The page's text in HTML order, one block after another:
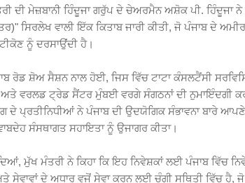
ਦੀ ਮੇਜ਼ਬਾਨੀ ਹਿੰਦੂਜਾ ਗਰੁੱਪ ਦੇ ਚੇਅਰਮੈਨ ਅਸ਼ੋਕ ਪੀ. ਹਿੰਦੂਜਾ
ਸਿਰਲੇਖ ਵਾਲੀ ਇੱਕ ਕਿਤਾਬ ਜਾਰੀ ਕੀਤੀ, ਜੋ ਪੰਜਾਬ ਦੇ
ਨੂੰ ਦਰਸਾਉਂਦੀ ਹੈ।
ਰੋਡ ਸ਼ੋਅ ਸੈਸ਼ਨ ਨਾਲ ਹੋਈ, ਜਿਸ ਵਿੱਚ ਟਾਟਾ ਕੰਸਲਟੈਂਸੀ
ਵਰਲਡ ਟ੍ਰੇਡ ਸੈਂਟਰ ਮੁੰਬਈ ਵਰਗੇ ਸੰਗਠਨਾਂ ਦੀ ਨੁਮਾਇੰਦਗੀ
ਦੇ ਪ੍ਰਤੀਨਿਧੀਆਂ ਨੇ ਪੰਜਾਬ ਦੀ ਉਦਯੋਗਿਕ ਸੰਭਾਵਨਾ ਬਾਰੇ
ਸੰਸਥਾਗਤ ਸਹਾਇਤਾ ਨੂੰ ਉਜਾਗਰ ਕੀਤਾ।
ਮੁੱਖ ਮੰਤਰੀ ਨੇ ਕਿਹਾ ਕਿ ਇਹ ਨਿਵੇਸ਼ਕਾਂ ਲਈ ਪੰਜਾਬ ਵਿੱਚ
ਸੇਵਾਵਾਂ ਦੇ ਅਧਾਰ ਵਜੋਂ ਸੇਵਾ ਕਰਨ ਲਈ ਚੰਗੀ ਸਥਿਤੀ ਵਿੱਚ ਹੈ,